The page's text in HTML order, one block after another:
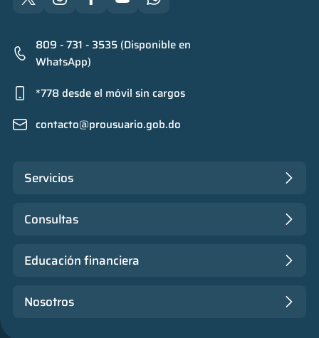
809 - 731 - 3535 (Disponible en
WhatsApp)
*778 desde el móvil sin cargos
contacto@prousuario.gob.do
Servicios
Consultas
Educación financiera
Nosotros